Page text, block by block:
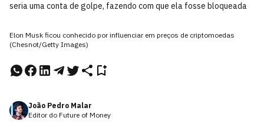
seria uma conta de golpe, fazendo com que ela fosse bloqueada
Elon Musk ficou conhecido por influenciar em preços de criptomoedas
(Chesnot/Getty Images)
João Pedro Malar
Editor do Future of Money